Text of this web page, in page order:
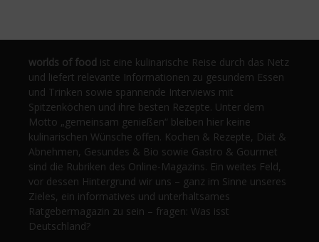
worlds of food ist eine kulinarische Reise durch das Netz
und liefert relevante Informationen zu gesundem Essen
und Trinken sowie spannende Interviews mit
Spitzenköchen und ihre besten Rezepte. Unter dem
Motto „gemeinsam genießen“ bleiben hier keine
kulinarischen Wünsche offen. Kochen & Rezepte, Diät &
Abnehmen, Gesundes & Bio sowie Gastro & Gourmet
sind die Rubriken des Online-Magazins. Ein weites Feld,
vor dessen Hintergrund wir uns – ganz im Sinne unseres
Zieles, ein informatives und unterhaltsames
Ratgebermagazin zu sein – fragen: Was isst
Deutschland?